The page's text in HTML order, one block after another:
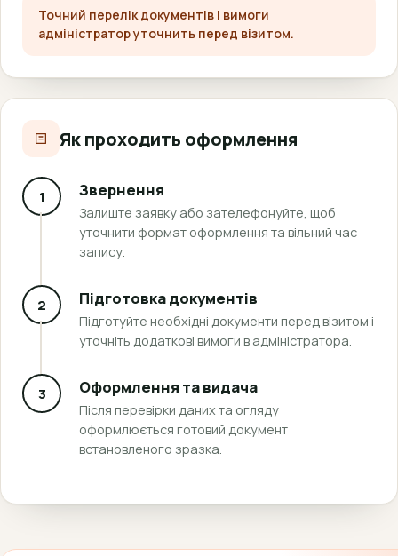
Точний перелік документів і вимоги
адміністратор уточнить перед візитом.
Як проходить оформлення
1 Звернення
Залиште заявку або зателефонуйте, щоб
уточнити формат оформлення та вільний час
запису.
2 Підготовка документів
Підготуйте необхідні документи перед візитом і
уточніть додаткові вимоги в адміністратора.
3 Оформлення та видача
Після перевірки даних та огляду
оформлюється готовий документ
встановленого зразка.